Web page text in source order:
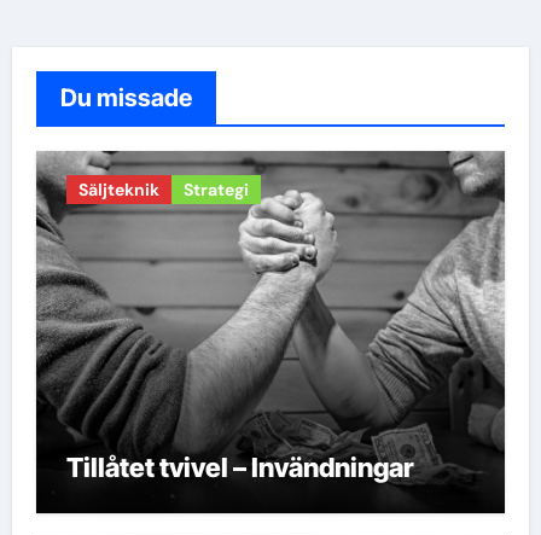
Du missade
Säljteknik Strategi
Tillåtet tvivel – Invändningar